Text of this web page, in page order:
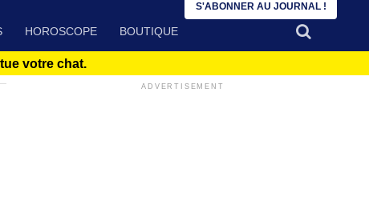
HOROSCOPE BOUTIQUE
votre chat.
ADVERTISEMENT
S'ABONNER AU JOURNAL !